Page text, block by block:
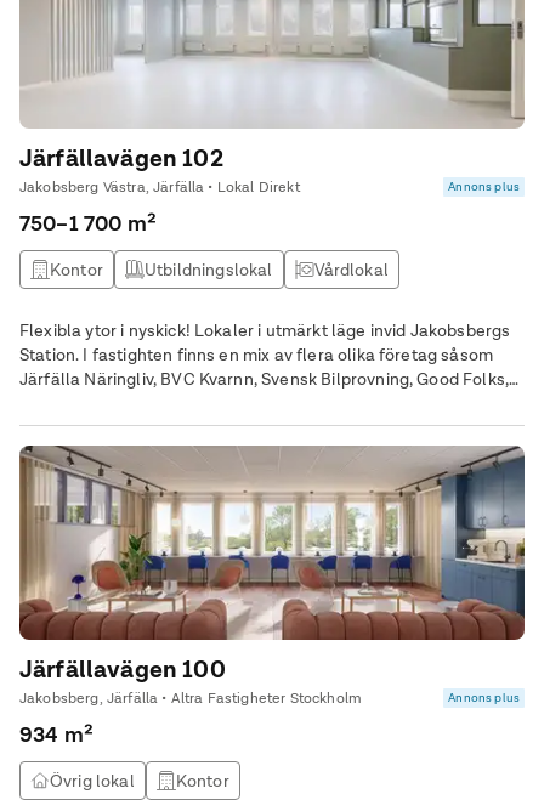
Järfällavägen 102
Jakobsberg Västra, Järfälla • Lokal Direkt Annons plus
750–1 700 m²
Kontor Utbildningslokal Vårdlokal
Flexibla ytor i nyskick! Lokaler i utmärkt läge invid Jakobsbergs
Station. I fastighten finns en mix av flera olika företag såsom
Järfälla Näringliv, BVC Kvarnn, Svensk Bilprovning, Good Folks,
Vårdcentral!
Järfällavägen 100
Jakobsberg, Järfälla • Altra Fastigheter Stockholm Annons plus
934 m²
Övrig lokal Kontor